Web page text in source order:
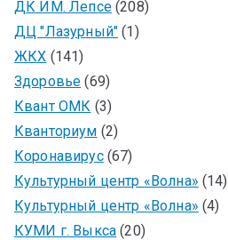
ДК ИМ. Лепсе(208)
ДЦ "Лазурный" (1)
ЖКХ (141)
Здоровье (69)
Квант ОМК (3)
Кванториум (2)
Коронавирус(67)
Культурный центр «Волна» (14)
Культурный центр «Волна» (4)
КУМИ г. Выкса (20)